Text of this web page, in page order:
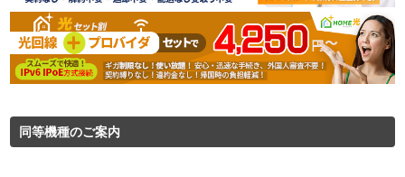
同等機種のご案内